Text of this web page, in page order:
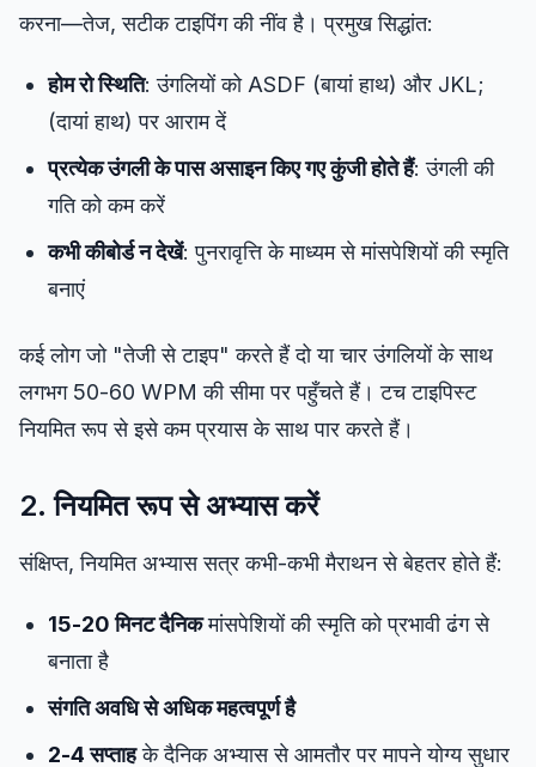
करना—तेज, सटीक टाइपिंग की नींव है। प्रमुख सिद्धांत:
होम रो स्थिति: उंगलियों को ASDF (बायां हाथ) और JKL;
(दायां हाथ) पर आराम दें
प्रत्येक उंगली के पास असाइन किए गए कुंजी होते हैं: उंगली की
गति को कम करें
कभी कीबोर्ड न देखें: पुनरावृत्ति के माध्यम से मांसपेशियों की स्मृति
बनाएं
कई लोग जो "तेजी से टाइप" करते हैं दो या चार उंगलियों के साथ
लगभग 50-60 WPM की सीमा पर पहुँचते हैं। टच टाइपिस्ट
नियमित रूप से इसे कम प्रयास के साथ पार करते हैं।
2. नियमित रूप से अभ्यास करें
संक्षिप्त, नियमित अभ्यास सत्र कभी-कभी मैराथन से बेहतर होते हैं:
15-20 मिनट दैनिकमांसपेशियों की स्मृति को प्रभावी ढंग से
बनाता है
संगति अवधि से अधिक महत्वपूर्ण है
2-4 सप्ताहके दैनिक अभ्यास से आमतौर पर मापने योग्य सुधार